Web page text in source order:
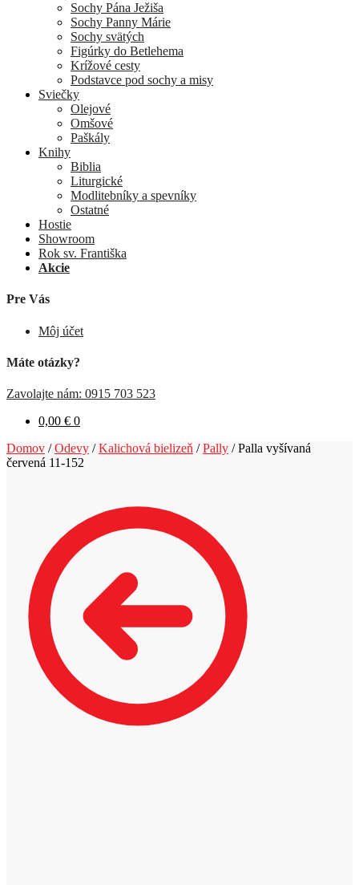
Sochy Pána Ježiša
Sochy Panny Márie
Sochy svätých
Figúrky do Betlehema
Krížové cesty
Podstavce pod sochy a misy
Sviečky
Olejové
Omšové
Paškály
Knihy
Biblia
Liturgické
Modlitebníky a spevníky
Ostatné
Hostie
Showroom
Rok sv. Františka
Akcie
Pre Vás
Môj účet
Máte otázky?
Zavolajte nám: 0915 703 523
0,00 € 0
Domov /Odevy /Kalichová bielizeň /Pally /Palla vyšívaná
červená 11-152